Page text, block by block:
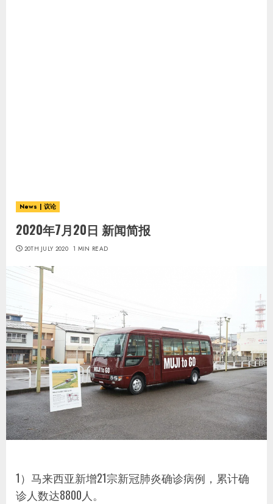
News | 议论
2020年7月20日 新闻简报
20TH JULY 2020 1 MIN READ
1）马来西亚新增21宗新冠肺炎确诊病例，累计确
诊人数达8800人。